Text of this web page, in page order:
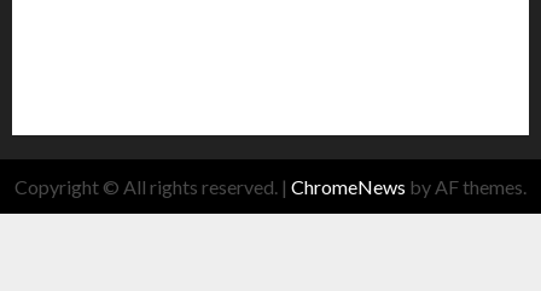
Copyright © All rights reserved. | ChromeNews by AF themes.